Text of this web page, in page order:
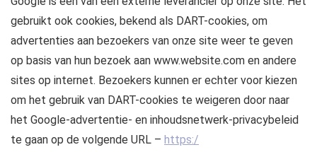
gebruikt ook cookies, bekend als DART-cookies, om
advertenties aan bezoekers van onze site weer te geven
op basis van hun bezoek aan www.website.com en andere
sites op internet. Bezoekers kunnen er echter voor kiezen
om het gebruik van DART-cookies te weigeren door naar
het Google-advertentie- en inhoudsnetwerk-privacybeleid
te gaan op de volgende URL – https:/